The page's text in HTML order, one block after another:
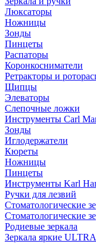
Люксаторы
Ножницы
Зонды
Пинцеты
Распаторы
Коронкосниматели
Ретракторы и
Щипцы
Элеваторы
Слепочные ложки
Инструменты Carl
Зонды
Иглодержатели
Кюреты
Ножницы
Пинцеты
Инструменты Karl
Ручки для лезвий
Стоматологические
Стоматологические
Родиевые зеркала
Зеркала яркие ULTRA